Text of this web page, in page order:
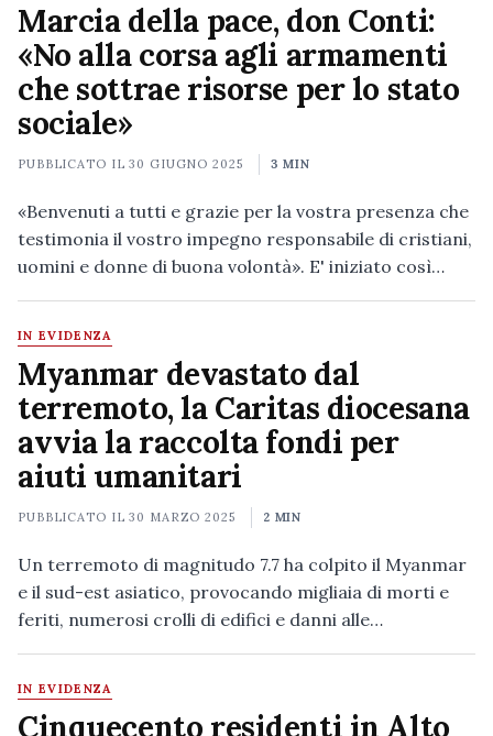
Marcia della pace, don Conti:
«No alla corsa agli armamenti
che sottrae risorse per lo stato
sociale»
PUBBLICATO IL30 GIUGNO 2025 3 MIN
«Benvenuti a tutti e grazie per la vostra presenza che
testimonia il vostro impegno responsabile di cristiani,
uomini e donne di buona volontà». E' iniziato così…
IN EVIDENZA
Myanmar devastato dal
terremoto, la Caritas diocesana
avvia la raccolta fondi per
aiuti umanitari
PUBBLICATO IL30 MARZO 2025 2 MIN
Un terremoto di magnitudo 7.7 ha colpito il Myanmar
e il sud-est asiatico, provocando migliaia di morti e
feriti, numerosi crolli di edifici e danni alle…
IN EVIDENZA
Cinquecento residenti in Alto